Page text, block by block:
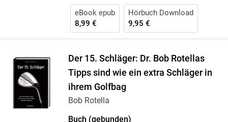
eBook epub
8,99 €
Hörbuch Download
9,95 €
Der 15. Schläger: Dr. Bob Rotellas
Tipps sind wie ein extra Schläger in
ihrem Golfbag
Bob Rotella
Buch (gebunden)